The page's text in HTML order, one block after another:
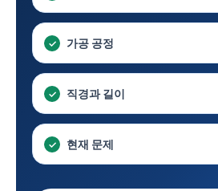
가공 공정
직경과 길이
현재 문제